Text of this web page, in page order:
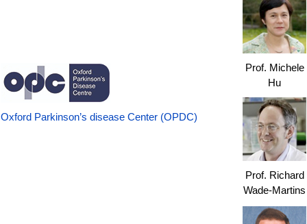
Oxford Parkinson’s disease Center (OPDC)
Prof. Michele
Hu
Prof. Richard
Wade-Martins